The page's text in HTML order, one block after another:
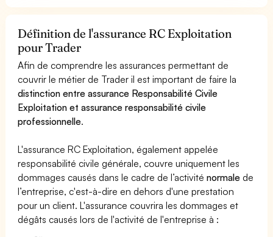
Définition de l'assurance RC Exploitation
pour Trader
Afin de comprendre les assurances permettant de
couvrir le métier de Trader il est important de faire la
distinction entre assurance Responsabilité Civile
Exploitation et assurance responsabilité civile
professionnelle.
L'assurance RC Exploitation, également appelée
responsabilité civile générale, couvre uniquement les
dommages causés dans le cadre de l’activiténormale de
l’entreprise, c'est-à-dire en dehors d'une prestation
pour un client. L'assurance couvrira les dommages et
dégâts causés lors de l'activité de l'entreprise à :